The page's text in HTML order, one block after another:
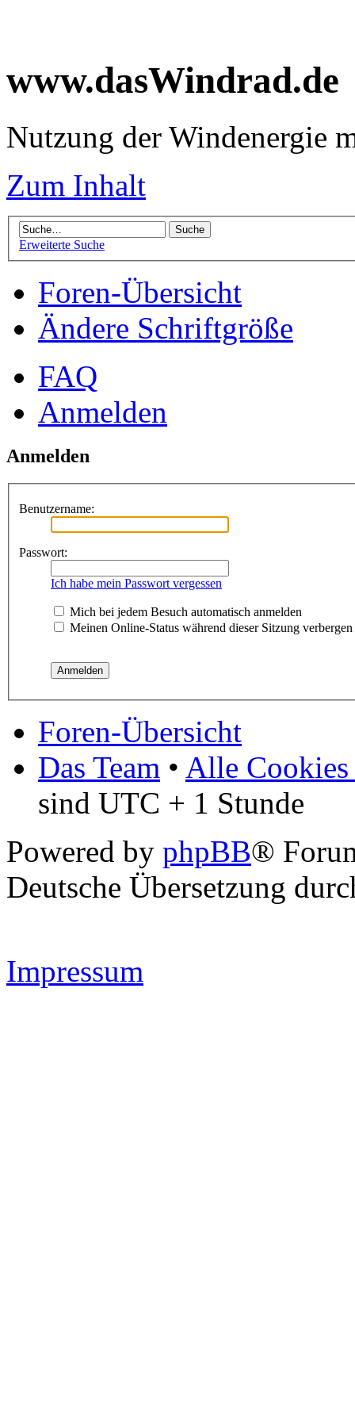
www.dasWindrad.de
Nutzung der Windenergie
Zum Inhalt
Erweiterte Suche
Foren-Übersicht
Ändere Schriftgröße
FAQ
Anmelden
Anmelden
Benutzername:
Passwort:
Ich habe mein Passwort vergessen
Mich bei jedem Besuch automatisch anmelden
Meinen Online-Status während dieser Sitzung verbergen
Foren-Übersicht
Das Team • Alle Cookies
sind UTC + 1 Stunde
Powered by phpBB®
Deutsche Übersetzung
Impressum